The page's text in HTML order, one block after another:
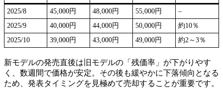
2025/8 45,000円 48,000円 55,000円
–
2025/9
40,000円 44,000円 50,000円
約10％
2025/10
39,000円 43,000円 49,000円 約2～3％
新モデルの発売直後は旧モデルの「残価率」が下がりやす
く、数週間で価格が安定。その後も緩やかに下落傾向となる
ため、発表タイミングを見極めて売却することが重要です。